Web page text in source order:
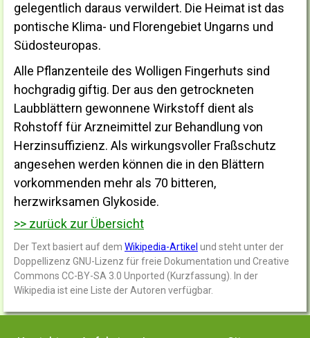
gelegentlich daraus verwildert. Die Heimat ist das
pontische Klima- und Florengebiet Ungarns und
Südosteuropas.
Alle Pflanzenteile des Wolligen Fingerhuts sind
hochgradig giftig. Der aus den getrockneten
Laubblättern gewonnene Wirkstoff dient als
Rohstoff für Arzneimittel zur Behandlung von
Herzinsuffizienz. Als wirkungsvoller Fraßschutz
angesehen werden können die in den Blättern
vorkommenden mehr als 70 bitteren,
herzwirksamen Glykoside.
>> zurück zur Übersicht
Der Text basiert auf dem Wikipedia-Artikel und steht unter der
Doppellizenz GNU-Lizenz für freie Dokumentation und Creative
Commons CC-BY-SA 3.0 Unported (Kurzfassung). In der
Wikipedia ist eine Liste der Autoren verfügbar.